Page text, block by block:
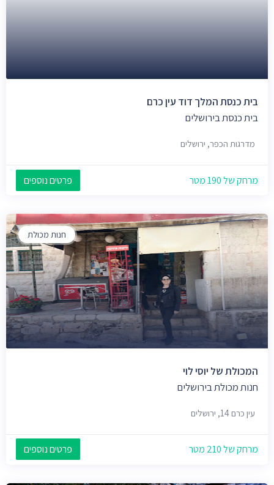
בית כנסת המלך דוד עין כרם
בית כנסת בירושלים
מדרגות הכפר, ירושלים
מרחק של 190 מטר פרטים נוספים
חנות מכולת
המכולת של יוסי לוי
חנות מכולת בירושלים
עין כרם 14, ירושלים
מרחק של 210 מטר פרטים נוספים